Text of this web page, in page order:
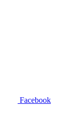
Facebook